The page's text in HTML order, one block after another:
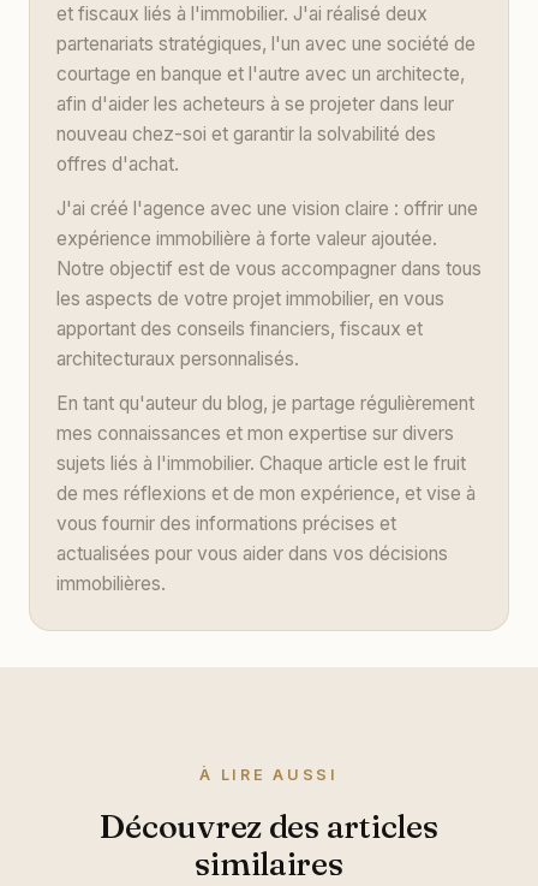
et fiscaux liés à l'immobilier. J'ai réalisé deux
partenariats stratégiques, l'un avec une société de
courtage en banque et l'autre avec un architecte,
afin d'aider les acheteurs à se projeter dans leur
nouveau chez-soi et garantir la solvabilité des
offres d'achat.
J'ai créé l'agence avec une vision claire : offrir une
expérience immobilière à forte valeur ajoutée.
Notre objectif est de vous accompagner dans tous
les aspects de votre projet immobilier, en vous
apportant des conseils financiers, fiscaux et
architecturaux personnalisés.
En tant qu'auteur du blog, je partage régulièrement
mes connaissances et mon expertise sur divers
sujets liés à l'immobilier. Chaque article est le fruit
de mes réflexions et de mon expérience, et vise à
vous fournir des informations précises et
actualisées pour vous aider dans vos décisions
immobilières.
À LIRE AUSSI
Découvrez des articles
similaires